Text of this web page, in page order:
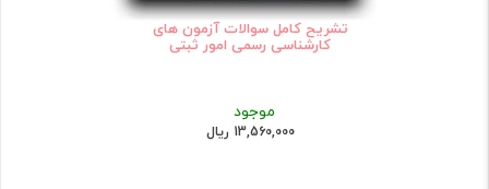
تشریح کامل سوالات آزمون های
کارشناسی رسمی امور ثبتی
موجود
13,560,000 ریال